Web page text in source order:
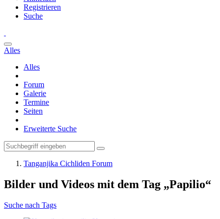
Registrieren
Suche
Alles
Alles
Forum
Galerie
Termine
Seiten
Erweiterte Suche
Tanganjika Cichliden Forum
Bilder und Videos mit dem Tag „Papilio“
Suche nach Tags